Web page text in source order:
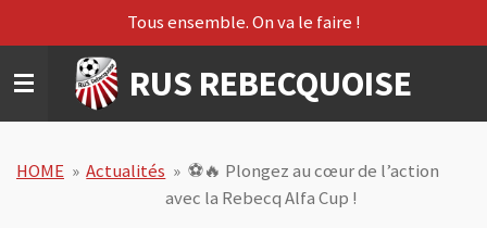
au
contenu
principal
RUS REBECQUOISE
Tous ensemble. On va le faire !
HOME » Actualités » ⚽🔥 Plongez au cœur de l’action
avec la Rebecq Alfa Cup !